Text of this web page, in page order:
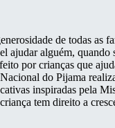
de todas as
alguém,
por crianças que
do Pijama
inspiradas pela
tem direito a